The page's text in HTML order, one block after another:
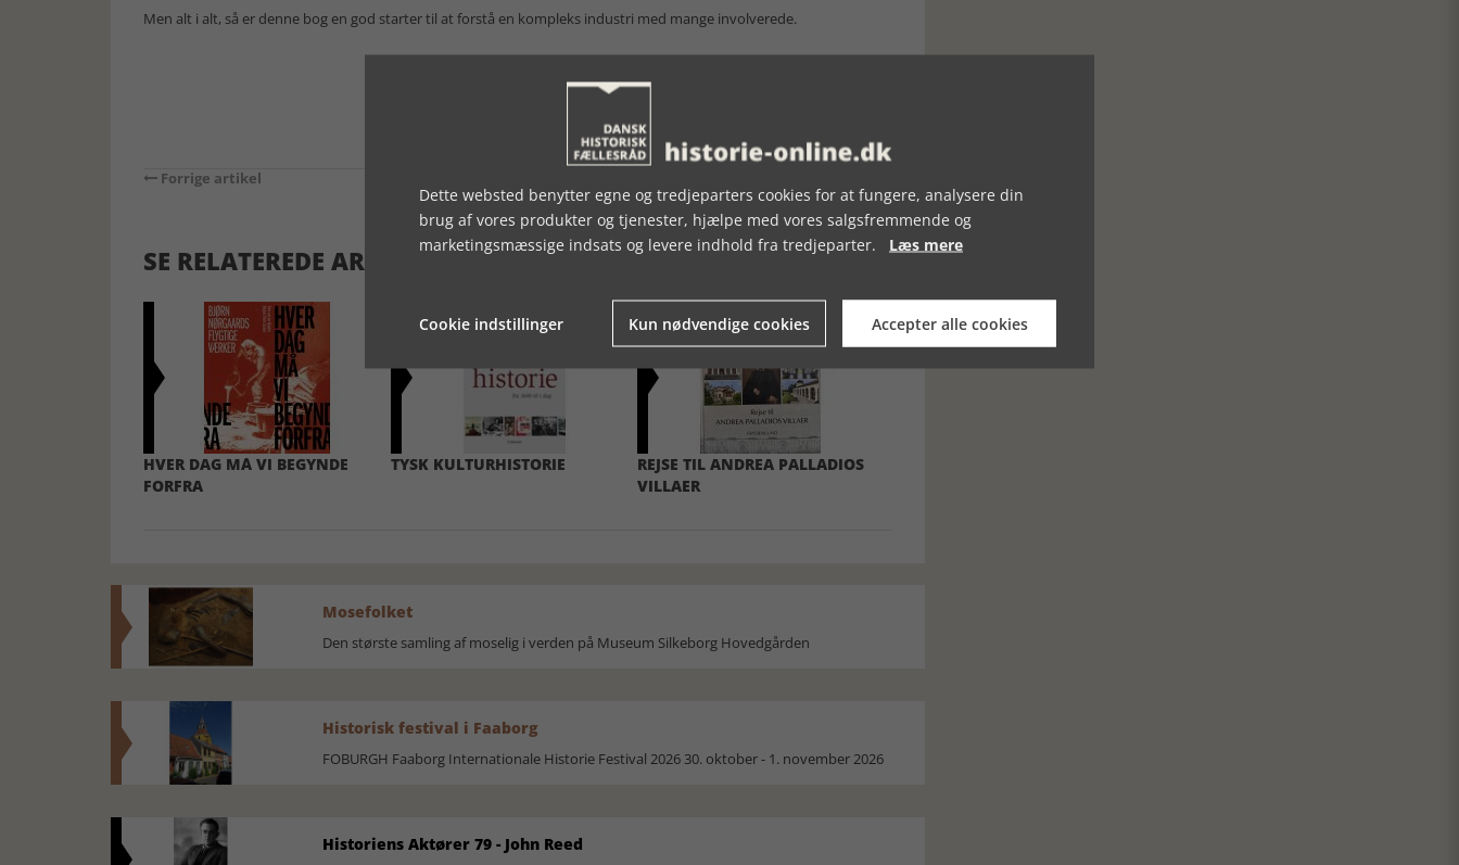
Men alt i alt, så er denne bog en god starter til at forstå en kompleks industri med mange involverede.
Forrige artikel
SE RELATEREDE ARTIKLER
HVER DAG MÅ VI BEGYNDE
FORFRA
TYSK KULTURHISTORIE
REJSE TIL ANDREA PALLADIOS
VILLAER
Mosefolket
Den største samling af moselig i verden på Museum Silkeborg Hovedgården
Historisk festival i Faaborg
FOBURGH Faaborg Internationale Historie Festival 2026 30. oktober - 1. november 2026
Historiens Aktører 79 - John Reed
Dette websted benytter egne og tredjeparters cookies for at fungere, analysere din
brug af vores produkter og tjenester, hjælpe med vores salgsfremmende og
marketingsmæssige indsats og levere indhold fra tredjeparter. Læs mere
Cookie indstillinger Kun nødvendige cookies Accepter alle cookies